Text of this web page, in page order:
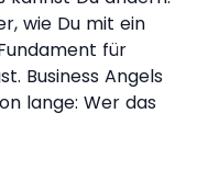
wie Du mit ein
für
Business Angels
lange: Wer das